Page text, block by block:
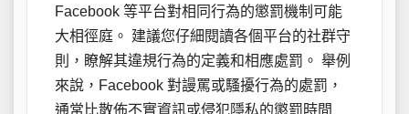
Facebook 等平台對相同行為的懲罰機制可能
大相徑庭。 建議您仔細閱讀各個平台的社群守
則，瞭解其違規行為的定義和相應處罰。 舉例
來說，Facebook 對謾罵或騷擾行為的處罰，
通常比散佈不實資訊或侵犯隱私的懲罰時間